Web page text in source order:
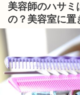
美容師のハサミ
の？美容室に置